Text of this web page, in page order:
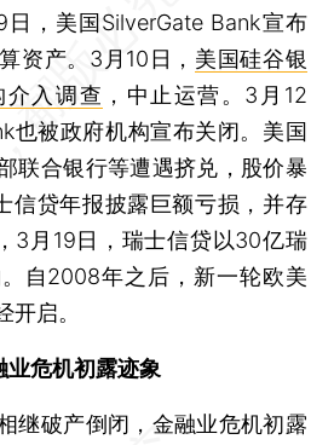
，美国SilverGate Bank宣布
资产。3月10日， 美国硅谷银
介入调查 ，中止运营。3月12
也被政府机构宣布关闭。美国
联合银行等遭遇挤兑，股价暴
信贷年报披露巨额亏损，并存
3月19日，瑞士信贷以30亿瑞
自2008年之后，新一轮欧美
开启。
业危机初露迹象
破产倒闭，金融业危机初露